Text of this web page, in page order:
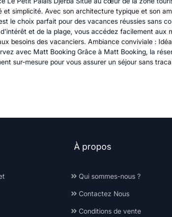
simplicité. Avec son architecture typique et son
le choix parfait pour des vacances réussies sans
et de la plage, vous accédez facilement aux
besoins des vacanciers. Ambiance conviviale :
avec Matt Booking Grâce à Matt Booking, la
sur-mesure pour vous assurer un séjour sans
À propos
Qui sommes-nous ?
Contactez Nous
Conditions de vente